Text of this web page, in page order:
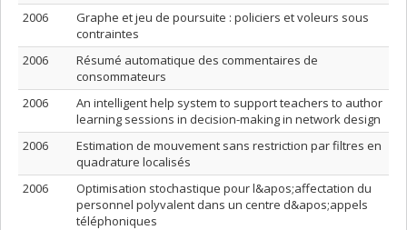
2006
Graphe et jeu de poursuite : policiers et voleurs sous
contraintes
2006
Résumé automatique des commentaires de
consommateurs
2006
An intelligent help system to support teachers to author
learning sessions in decision-making in network design
2006
Estimation de mouvement sans restriction par filtres en
quadrature localisés
2006
Optimisation stochastique pour l&apos;affectation du
personnel polyvalent dans un centre d&apos;appels
téléphoniques